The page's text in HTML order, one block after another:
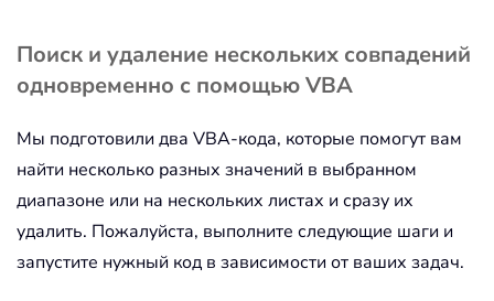
Поиск и удаление нескольких совпадений
одновременно с помощью VBA
Мы подготовили два VBA-кода, которые помогут вам
найти несколько разных значений в выбранном
диапазоне или на нескольких листах и сразу их
удалить. Пожалуйста, выполните следующие шаги и
запустите нужный код в зависимости от ваших задач.